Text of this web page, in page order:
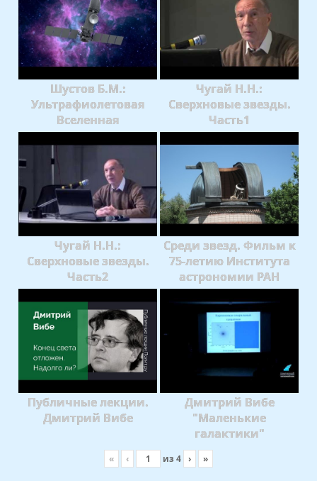
Шустов Б.М.:
Ультрафиолетовая
Вселенная
Чугай Н.Н.:
Сверхновые звезды.
Часть1
Чугай Н.Н.:
Сверхновые звезды.
Часть2
Среди звезд. Фильм к
75-летию Института
астрономии РАН
Публичные лекции.
Дмитрий Вибе
Дмитрий Вибе
"Маленькие
галактики"
« ‹ из 4 › »